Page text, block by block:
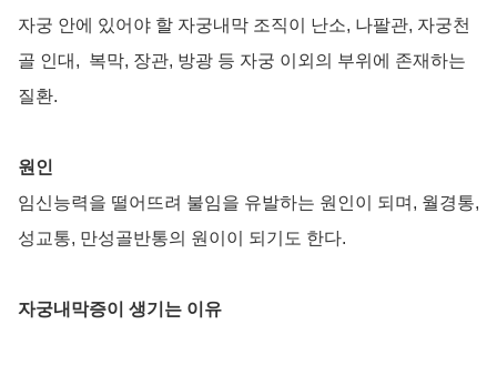
자궁 안에 있어야 할 자궁내막 조직이 난소, 나팔관, 자궁천
골 인대, 복막, 장관, 방광 등 자궁 이외의 부위에 존재하는
질환.
원인
임신능력을 떨어뜨려 불임을 유발하는 원인이 되며, 월경통,
성교통, 만성골반통의 원이이 되기도 한다.
자궁내막증이 생기는 이유